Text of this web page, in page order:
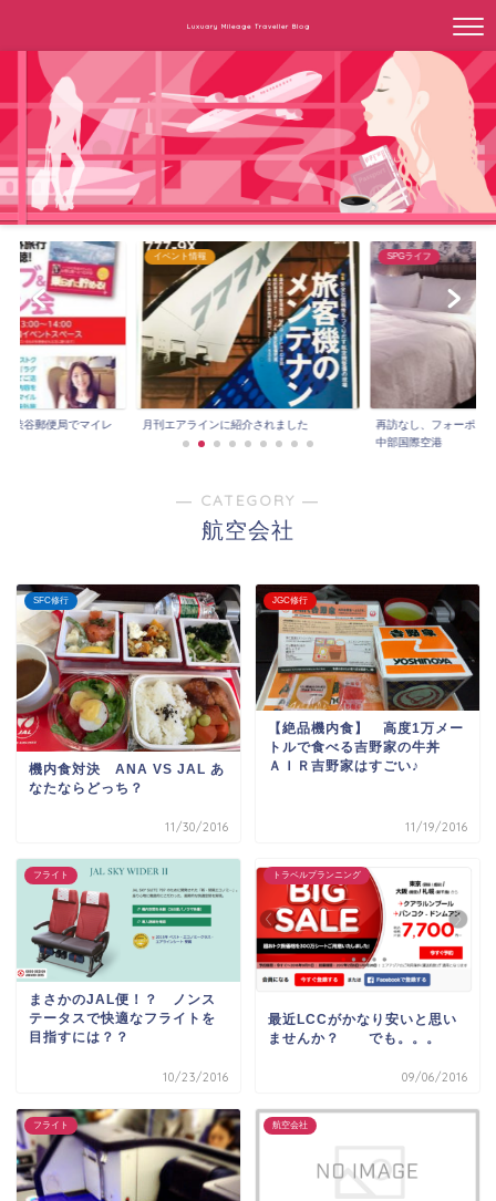
Luxuary Mileage Traveller Blog
渋谷郵便局でマイレ
イベント情報
月刊エアラインに紹介されました
SPGライフ
再訪なし、フォーポイ
中部国際空港
― CATEGORY ―
航空会社
SFC修行
機内食対決 ANA VS JAL あ
なたならどっち？
11/30/2016
JGC修行
【絶品機内食】 高度1万メー
トルで食べる吉野家の牛丼
ＡＩＲ吉野家はすごい♪
11/19/2016
フライト
まさかのJAL便！？ ノンス
テータスで快適なフライトを
目指すには？？
10/23/2016
トラベルプランニング
最近LCCがかなり安いと思い
ませんか？ でも。。。
09/06/2016
フライト 航空会社